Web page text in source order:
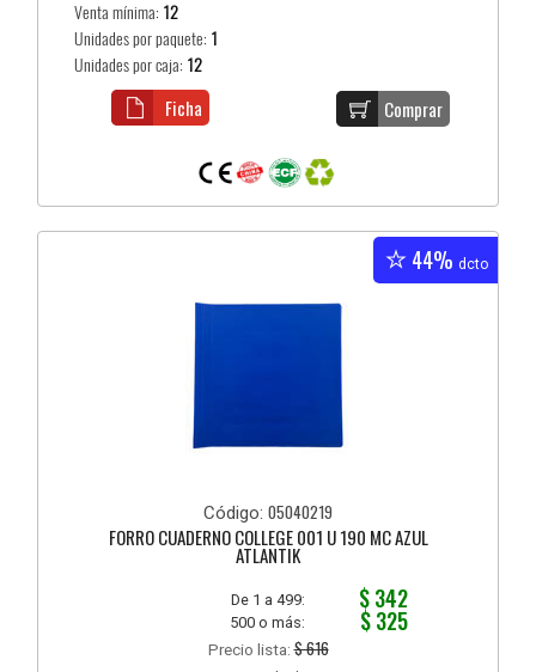
Venta mínima: 12
Unidades por paquete: 1
Unidades por caja: 12
Comprar
Ficha
44% dcto
Código: 05040219
FORRO CUADERNO COLLEGE 001 U 190 MC AZUL
ATLANTIK
De 1 a 499: $ 342
500 o más: $ 325
Precio lista:$ 616